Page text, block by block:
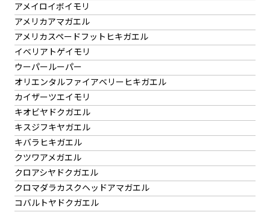
アメイロイボイモリ
アメリカアマガエル
アメリカスペードフットヒキガエル
イベリアトゲイモリ
ウーパールーパー
オリエンタルファイアベリーヒキガエル
カイザーツエイモリ
キオビヤドクガエル
キスジフキヤガエル
キバラヒキガエル
クツワアメガエル
クロアシヤドクガエル
クロマダラカスクヘッドアマガエル
コバルトヤドクガエル